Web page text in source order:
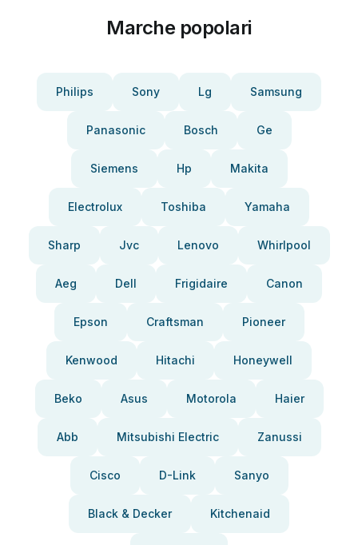
Marche popolari
Philips Sony Lg Samsung
Panasonic Bosch Ge
Siemens Hp Makita
Electrolux Toshiba Yamaha
Sharp Jvc Lenovo Whirlpool
Aeg Dell Frigidaire Canon
Epson Craftsman Pioneer
Kenwood Hitachi Honeywell
Beko Asus Motorola Haier
Abb Mitsubishi Electric Zanussi
Cisco D-Link Sanyo
Black & Decker Kitchenaid